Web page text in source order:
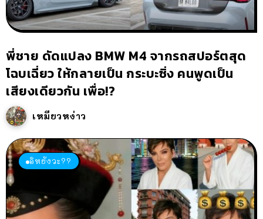
พี่ชาย ดัดแปลง BMW M4 จากรถสปอร์ตสุด
โฉบเฉี่ยว ให้กลายเป็น กระบะซิ่ง คนพูดเป็น
เสียงเดียวกัน เพื่อ!?
เหมียวหง่าว
อิหยังวะ??